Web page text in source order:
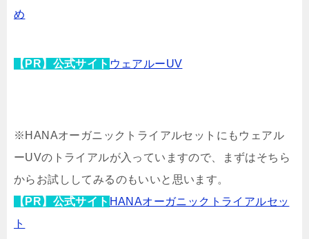
め
【PR】公式サイト ウェアルーUV
※HANAオーガニックトライアルセットにもウェアル
ーUVのトライアルが入っていますので、まずはそちら
からお試ししてみるのもいいと思います。
【PR】公式サイト HANAオーガニックトライアルセッ
ト